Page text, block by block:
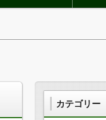
カテゴリー